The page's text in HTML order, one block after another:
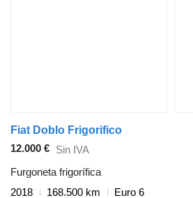
Fiat Doblo Frigorifico
12.000 € Sin IVA
Furgoneta frigorífica
2018
168.500 km Euro 6